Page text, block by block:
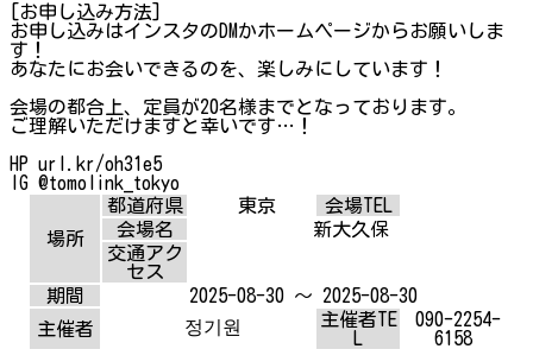
[お申し込み方法]
お申し込みはインスタのDMかホームページからお願いしま
す！
あなたにお会いできるのを、楽しみにしています！
会場の都合上、定員が20名様までとなっております。
ご理解いただけますと幸いです…！
HP url.kr/oh31e5
IG @tomolink_tokyo
場所
都道府県 東京
会場TEL
会場名
新大久保
交通アク
セス
期間
2025-08-30 ～ 2025-08-30
主催者
정기원
主催者TE
090-2254-
6158